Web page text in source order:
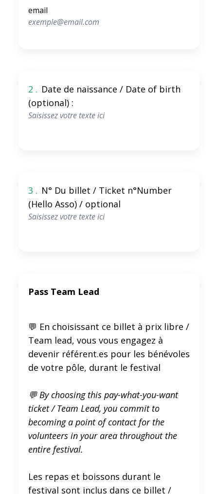
email
2 . Date de naissance / Date of birth
(optional) :
3 . N° Du billet / Ticket n°Number
(Hello Asso) / optional
Pass Team Lead
💬 En choisissant ce billet à prix libre /
Team lead, vous vous engagez à
devenir référent.es pour les bénévoles
de votre pôle, durant le festival
💬 By choosing this pay-what-you-want
ticket / Team Lead, you commit to
becoming a point of contact for the
volunteers in your area throughout the
entire festival.
Les repas et boissons durant le
festival sont inclus dans ce billet /